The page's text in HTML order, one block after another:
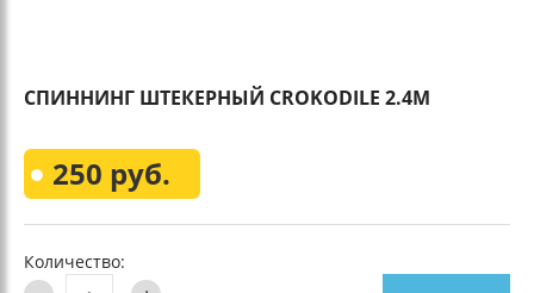
СПИННИНГ ШТЕКЕРНЫЙ CROKODILE 2.4М
250 руб.
Количество: